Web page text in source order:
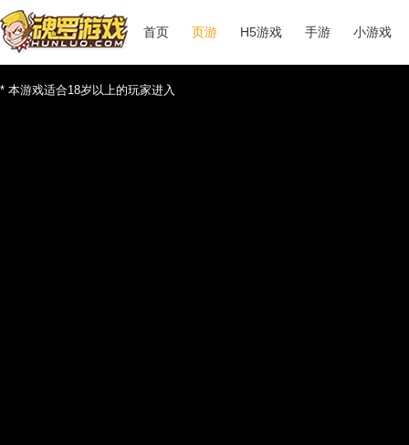
首页 页游 H5游戏 手游 小游戏
* 本游戏适合18岁以上的玩家进入